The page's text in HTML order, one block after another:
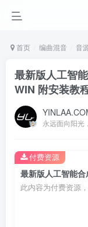
首页 编曲混音 音
最新版人工智
WIN 附安装教
永远面向阳光
此内容为付费资源
付费资源